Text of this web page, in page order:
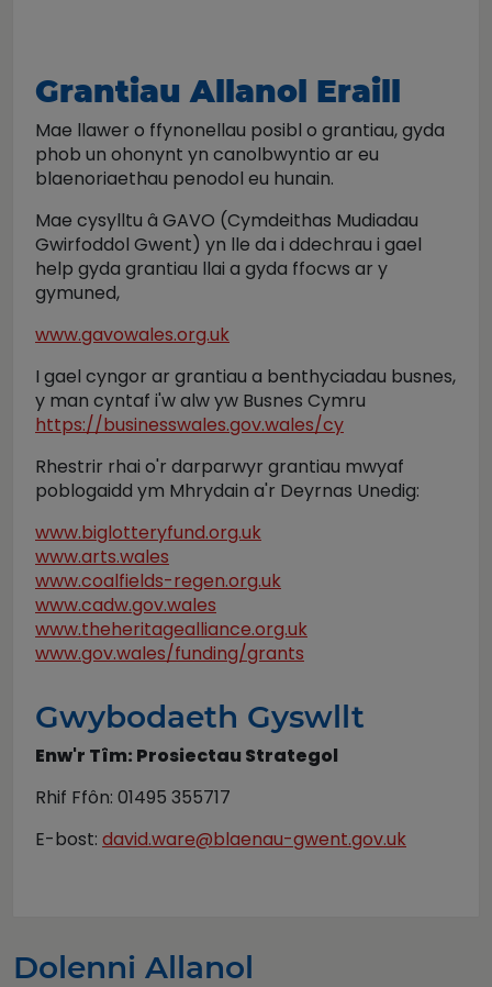
Grantiau Allanol Eraill
Mae llawer o ffynonellau posibl o grantiau, gyda
phob un ohonynt yn canolbwyntio ar eu
blaenoriaethau penodol eu hunain.
Mae cysylltu â GAVO (Cymdeithas Mudiadau
Gwirfoddol Gwent) yn lle da i ddechrau i gael
help gyda grantiau llai a gyda ffocws ar y
gymuned,
www.gavowales.org.uk
I gael cyngor ar grantiau a benthyciadau busnes,
y man cyntaf i'w alw yw Busnes Cymru
https://businesswales.gov.wales/cy
Rhestrir rhai o'r darparwyr grantiau mwyaf
poblogaidd ym Mhrydain a'r Deyrnas Unedig:
www.biglotteryfund.org.uk
www.arts.wales
www.coalfields-regen.org.uk
www.cadw.gov.wales
www.theheritagealliance.org.uk
www.gov.wales/funding/grants
Gwybodaeth Gyswllt
Enw'r Tîm: Prosiectau Strategol
Rhif Ffôn: 01495 355717
E-bost: david.ware@blaenau-gwent.gov.uk
Dolenni Allanol